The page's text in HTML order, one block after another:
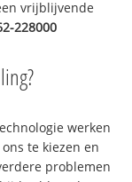
vrijblijvende
228000
werken
te kiezen en
problemen